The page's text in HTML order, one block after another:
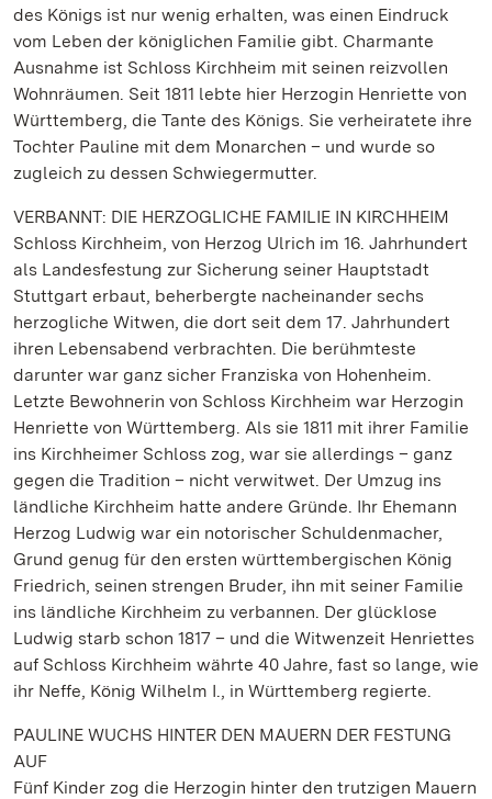
des Königs ist nur wenig erhalten, was einen Eindruck
vom Leben der königlichen Familie gibt. Charmante
Ausnahme ist Schloss Kirchheim mit seinen reizvollen
Wohnräumen. Seit 1811 lebte hier Herzogin Henriette von
Württemberg, die Tante des Königs. Sie verheiratete ihre
Tochter Pauline mit dem Monarchen – und wurde so
zugleich zu dessen Schwiegermutter.
VERBANNT: DIE HERZOGLICHE FAMILIE IN KIRCHHEIM
Schloss Kirchheim, von Herzog Ulrich im 16. Jahrhundert
als Landesfestung zur Sicherung seiner Hauptstadt
Stuttgart erbaut, beherbergte nacheinander sechs
herzogliche Witwen, die dort seit dem 17. Jahrhundert
ihren Lebensabend verbrachten. Die berühmteste
darunter war ganz sicher Franziska von Hohenheim.
Letzte Bewohnerin von Schloss Kirchheim war Herzogin
Henriette von Württemberg. Als sie 1811 mit ihrer Familie
ins Kirchheimer Schloss zog, war sie allerdings – ganz
gegen die Tradition – nicht verwitwet. Der Umzug ins
ländliche Kirchheim hatte andere Gründe. Ihr Ehemann
Herzog Ludwig war ein notorischer Schuldenmacher,
Grund genug für den ersten württembergischen König
Friedrich, seinen strengen Bruder, ihn mit seiner Familie
ins ländliche Kirchheim zu verbannen. Der glücklose
Ludwig starb schon 1817 – und die Witwenzeit Henriettes
auf Schloss Kirchheim währte 40 Jahre, fast so lange, wie
ihr Neffe, König Wilhelm I., in Württemberg regierte.
PAULINE WUCHS HINTER DEN MAUERN DER FESTUNG
AUF
Fünf Kinder zog die Herzogin hinter den trutzigen Mauern